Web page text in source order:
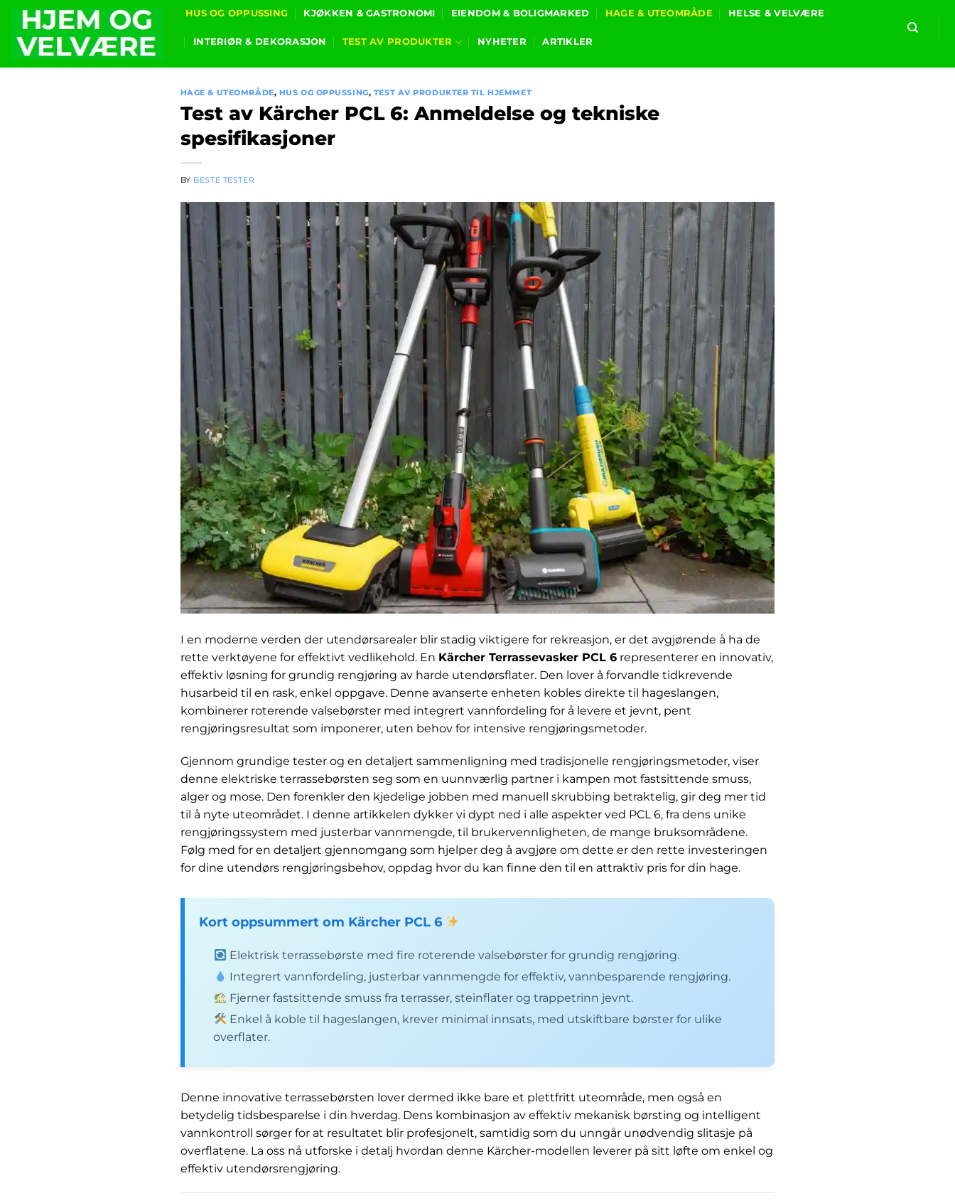
Skip
content
HUS OG OPPUSSING KJØKKEN & GASTRONOMI EIENDOM & BOLIGMARKED HAGE & UTEOMRÅDE HELSE & VELVÆRE
INTERIØR & DEKORASJON TEST AV PRODUKTER NYHETER ARTIKLER
HAGE & UTEOMRÅDE, HUS OG OPPUSSING, TEST AV PRODUKTER TIL HJEMMET
Test av Kärcher PCL 6: Anmeldelse og tekniske
spesifikasjoner
BY BESTE TESTER
I en moderne verden der utendørsarealer blir stadig viktigere for rekreasjon, er det avgjørende å ha de
rette verktøyene for effektivt vedlikehold. En Kärcher Terrassevasker PCL 6representerer en innovativ,
effektiv løsning for grundig rengjøring av harde utendørsflater. Den lover å forvandle tidkrevende
husarbeid til en rask, enkel oppgave. Denne avanserte enheten kobles direkte til hageslangen,
kombinerer roterende valsebørster med integrert vannfordeling for å levere et jevnt, pent
rengjøringsresultat som imponerer, uten behov for intensive rengjøringsmetoder.
Gjennom grundige tester og en detaljert sammenligning med tradisjonelle rengjøringsmetoder, viser
denne elektriske terrassebørsten seg som en uunnværlig partner i kampen mot fastsittende smuss,
alger og mose. Den forenkler den kjedelige jobben med manuell skrubbing betraktelig, gir deg mer tid
til å nyte uteområdet. I denne artikkelen dykker vi dypt ned i alle aspekter ved PCL 6, fra dens unike
rengjøringssystem med justerbar vannmengde, til brukervennligheten, de mange bruksområdene.
Følg med for en detaljert gjennomgang som hjelper deg å avgjøre om dette er den rette investeringen
for dine utendørs rengjøringsbehov, oppdag hvor du kan finne den til en attraktiv pris for din hage.
Kort oppsummert om Kärcher PCL 6
Elektrisk terrassebørste med fire roterende valsebørster for grundig rengjøring.
Integrert vannfordeling, justerbar vannmengde for effektiv, vannbesparende rengjøring.
Fjerner fastsittende smuss fra terrasser, steinflater og trappetrinn jevnt.
Enkel å koble til hageslangen, krever minimal innsats, med utskiftbare børster for ulike
overflater.
Denne innovative terrassebørsten lover dermed ikke bare et plettfritt uteområde, men også en
betydelig tidsbesparelse i din hverdag. Dens kombinasjon av effektiv mekanisk børsting og intelligent
vannkontroll sørger for at resultatet blir profesjonelt, samtidig som du unngår unødvendig slitasje på
overflatene. La oss nå utforske i detalj hvordan denne Kärcher-modellen leverer på sitt løfte om enkel og
effektiv utendørsrengjøring.